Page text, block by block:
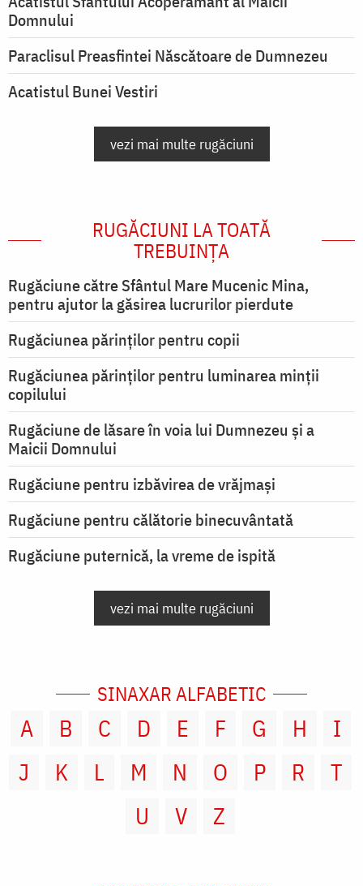
Domnului
Paraclisul Preasfintei Născătoare de Dumnezeu
Acatistul Bunei Vestiri
vezi mai multe rugăciuni
RUGĂCIUNI LA TOATĂ
TREBUINȚA
Rugăciune către Sfântul Mare Mucenic Mina,
pentru ajutor la găsirea lucrurilor pierdute
Rugăciunea părinților pentru copii
Rugăciunea părinților pentru luminarea minţii
copilului
Rugăciune de lăsare în voia lui Dumnezeu şi a
Maicii Domnului
Rugăciune pentru izbăvirea de vrăjmași
Rugăciune pentru călătorie binecuvântată
Rugăciune puternică, la vreme de ispită
vezi mai multe rugăciuni
SINAXAR ALFABETIC
A B C D E F G H
I
J
K L M N O P R
T
U
V Z